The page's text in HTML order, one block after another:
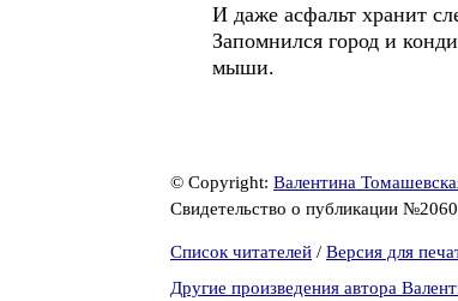
И даже асфальт хранит
Запомнился город и
мыши.
© Copyright: Валентина
Свидетельство о публикации
Список читателей / Версия для
Другие произведения автора